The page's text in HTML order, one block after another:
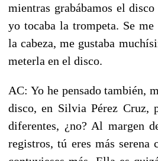
mientras grabábamos el
yo tocaba la trompeta. Se
la cabeza, me gustaba
meterla en el disco.
AC: Yo he pensado también,
disco, en Silvia Pérez Cruz,
diferentes, ¿no? Al margen
registros, tú eres más serena